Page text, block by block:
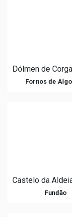
Fornos de
Fundão